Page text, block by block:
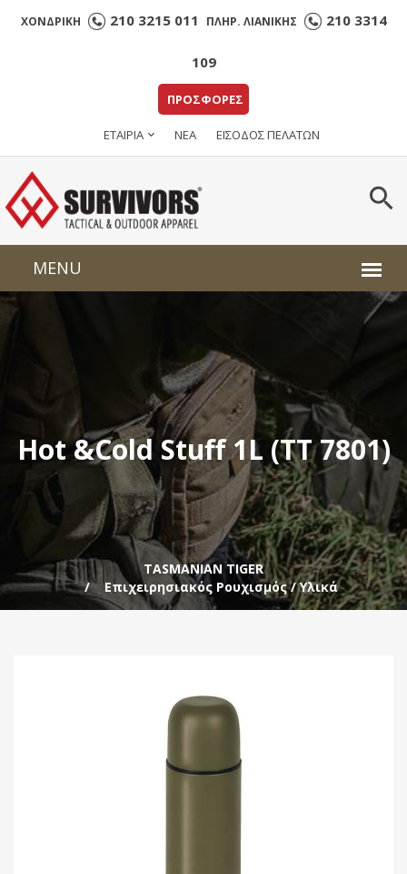
ΧΟΝΔΡΙΚΗ 210 3215 011 ΠΛΗΡ. ΛΙΑΝΙΚΗΣ 210 3314
109
ΠΡΟΣΦΟΡΕΣ
ΕΤΑΙΡΙΑ ΝΕΑ ΕΙΣΟΔΟΣ ΠΕΛΑΤΩΝ
Hot &Cold Stuff 1L (TT 7801)
TASMANIAN TIGER
Επιχειρησιακός Ρουχισμός / Υλικά